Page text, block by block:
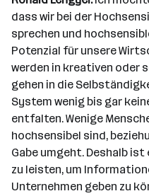
dass wir bei der
sprechen und
Potenzial für unsere
werden in kreativen oder
gehen in die
System wenig bis gar
entfalten. Wenige
hochsensibel sind,
Gabe umgeht. Deshalb
zu leisten, um
Unternehmen geben zu